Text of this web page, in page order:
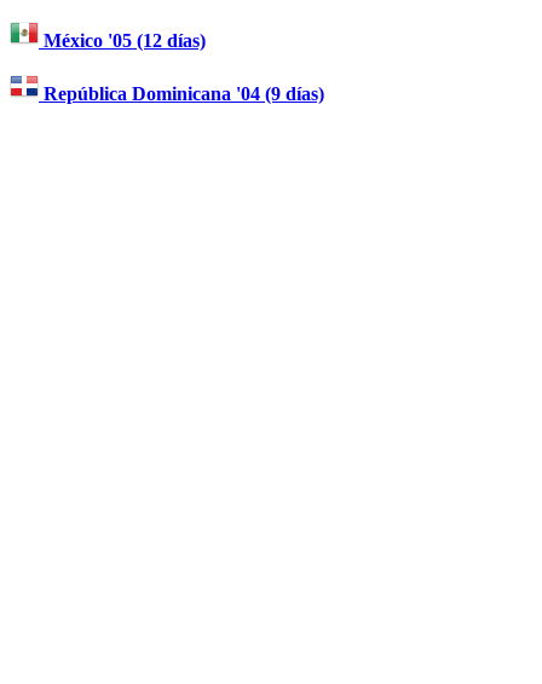
México '05 (12 días)
República Dominicana '04 (9 días)